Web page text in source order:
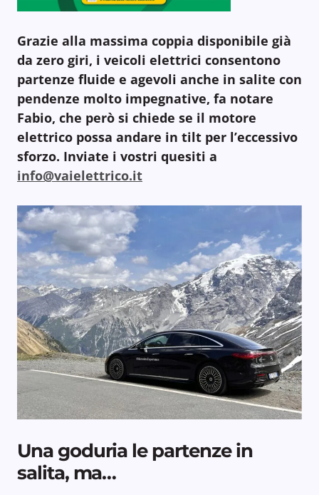
Grazie alla massima coppia disponibile già
da zero giri, i veicoli elettrici consentono
partenze fluide e agevoli anche in salite con
pendenze molto impegnative, fa notare
Fabio, che però si chiede se il motore
elettrico possa andare in tilt per l’eccessivo
sforzo. Inviate i vostri quesiti a
info@vaielettrico.it
Una goduria le partenze in
salita, ma…